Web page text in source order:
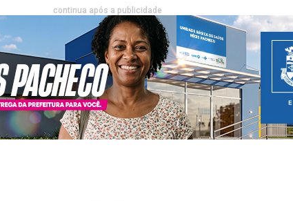
continua após a publicidade